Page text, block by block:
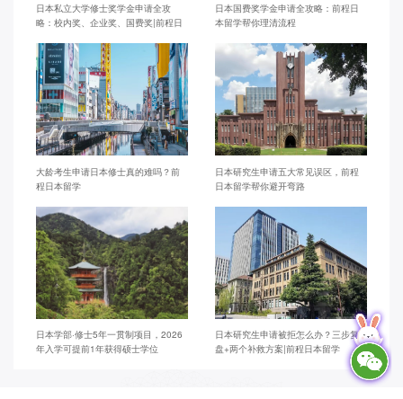
日本私立大学修士奖学金申请全攻
略：校内奖、企业奖、国费奖|前程日
日本国费奖学金申请全攻略：前程日
本留学帮你理清流程
大龄考生申请日本修士真的难吗？前
程日本留学
日本研究生申请五大常见误区，前程
日本留学帮你避开弯路
日本学部·修士5年一贯制项目，2026
年入学可提前1年获得硕士学位
日本研究生申请被拒怎么办？三步复
盘+两个补救方案|前程日本留学